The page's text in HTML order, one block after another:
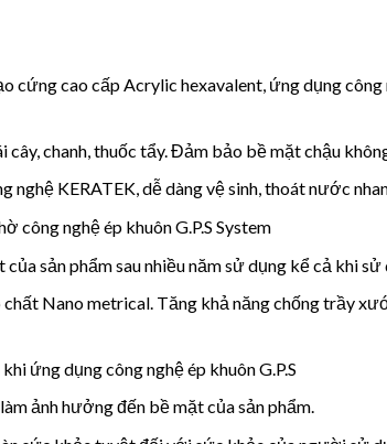
cao cấp Acrylic hexavalent, ứng dụng công
chanh, thuốc tẩy. Đảm bảo bề mặt chậu
KERATEK, dễ dàng vệ sinh, thoát nước
công nghệ ép khuôn G.P.S System
sản phẩm sau nhiều năm sử dụng kể cả khi
Nano metrical. Tăng khả năng chống trầy
ứng dụng công nghệ ép khuôn G.P.S
ảnh hưởng đến bề mặt của sản phẩm.